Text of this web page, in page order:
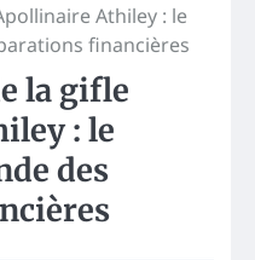
Athiley : le
financières
la gifle
: le
des